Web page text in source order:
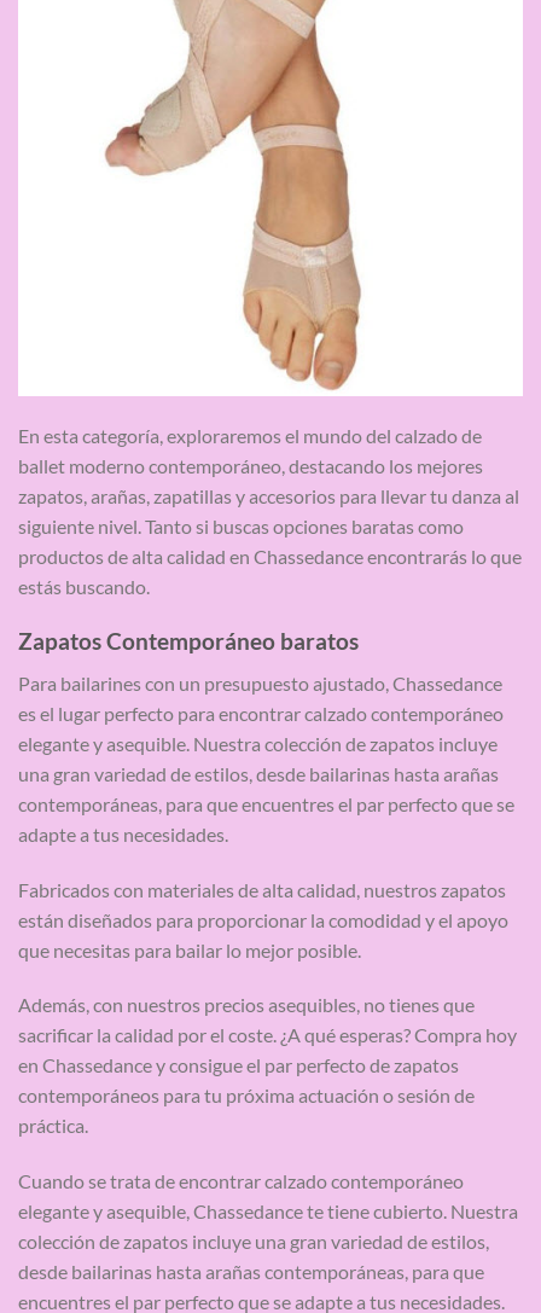
En esta categoría, exploraremos el mundo del calzado de
ballet moderno contemporáneo, destacando los mejores
zapatos, arañas, zapatillas y accesorios para llevar tu danza al
siguiente nivel. Tanto si buscas opciones baratas como
productos de alta calidad en Chassedance encontrarás lo que
estás buscando.
Zapatos Contemporáneo baratos
Para bailarines con un presupuesto ajustado, Chassedance
es el lugar perfecto para encontrar calzado contemporáneo
elegante y asequible. Nuestra colección de zapatos incluye
una gran variedad de estilos, desde bailarinas hasta arañas
contemporáneas, para que encuentres el par perfecto que se
adapte a tus necesidades.
Fabricados con materiales de alta calidad, nuestros zapatos
están diseñados para proporcionar la comodidad y el apoyo
que necesitas para bailar lo mejor posible.
Además, con nuestros precios asequibles, no tienes que
sacrificar la calidad por el coste. ¿A qué esperas? Compra hoy
en Chassedance y consigue el par perfecto de zapatos
contemporáneos para tu próxima actuación o sesión de
práctica.
Cuando se trata de encontrar calzado contemporáneo
elegante y asequible, Chassedance te tiene cubierto. Nuestra
colección de zapatos incluye una gran variedad de estilos,
desde bailarinas hasta arañas contemporáneas, para que
encuentres el par perfecto que se adapte a tus necesidades.